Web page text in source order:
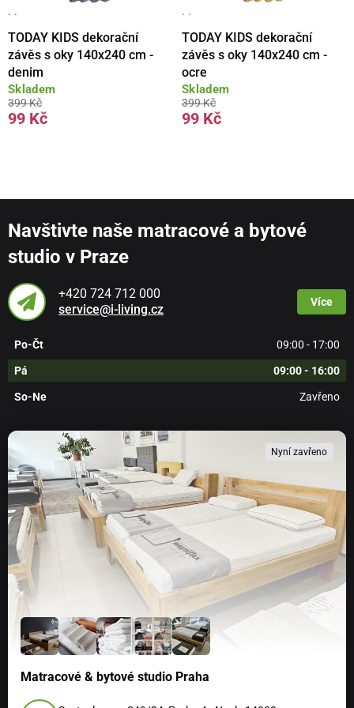
· ·
TODAY KIDS dekorační
závěs s oky 140x240 cm -
denim
Skladem
399 Kč
99 Kč
· ·
TODAY KIDS dekorační
závěs s oky 140x240 cm -
ocre
Skladem
399 Kč
99 Kč
Navštivte naše matracové a bytové
studio v Praze
+420 724 712 000
service@i-living.cz
Více
Po-Čt 09:00 - 17:00
Pá 09:00 - 16:00
So-Ne Zavřeno
Nyní zavřeno
Matracové & bytové studio Praha